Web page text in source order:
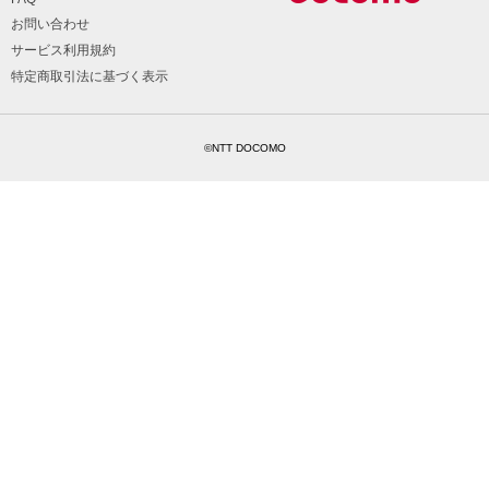
お問い合わせ
サービス利用規約
特定商取引法に基づく表示
©NTT DOCOMO